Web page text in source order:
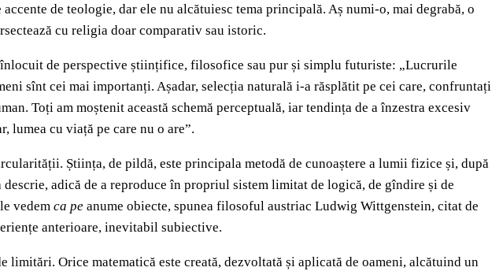
de teologie, dar ele nu alcătuiesc tema principală. Aș numi-o, mai degrabă, o
cu religia doar comparativ sau istoric.
de perspective științifice, filosofice sau pur și simplu futuriste: „Lucrurile
sînt cei mai importanți. Așadar, selecția naturală i-a răsplătit pe cei care, confruntați
Toți am moștenit această schemă perceptuală, iar tendința de a înzestra excesiv
lumea cu viață pe care nu o are”.
Știința, de pildă, este principala metodă de cunoaștere a lumii fizice și, după
adică de a reproduce în propriul sistem limitat de logică, de gîndire și de
vedem ca pe anume obiecte, spunea filosoful austriac Ludwig Wittgenstein, citat de
anterioare, inevitabil subiective.
Orice matematică este creată, dezvoltată și aplicată de oameni, alcătuind un